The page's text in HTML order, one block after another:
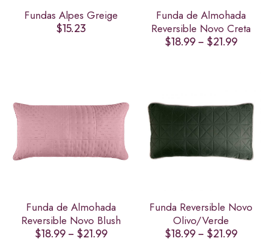
Fundas Alpes Greige
$15.23
Funda de Almohada
Reversible Novo Creta
$18.99 – $21.99Price
Funda de Almohada
Reversible Novo Blush
$18.99 – $21.99Price
Funda Reversible Novo
Olivo/Verde
$18.99 – $21.99Price